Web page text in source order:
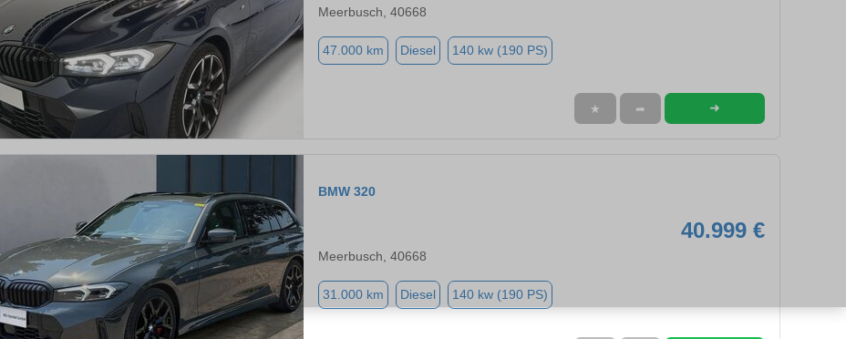
Meerbusch, 40668
47.000 km Diesel 140 kw (190 PS)
★ ➦ ➜
BMW 320
40.999 €
Meerbusch, 40668
31.000 km Diesel 140 kw (190 PS)